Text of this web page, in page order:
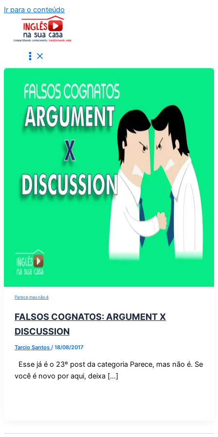
Ir para o conteúdo
Parece mas não é
FALSOS COGNATOS: ARGUMENT X
DISCUSSION
Tarcio Santos / 18/08/2017
Esse já é o 23º post da categoria Parece, mas não é. Se
você é novo por aqui, deixa […]